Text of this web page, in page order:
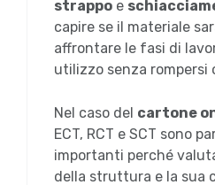
strappo e
capire se il materiale
affrontare le fasi di
utilizzo senza rompersi
Nel caso del cartone
ECT, RCT e SCT sono
importanti perché
della struttura e la sua